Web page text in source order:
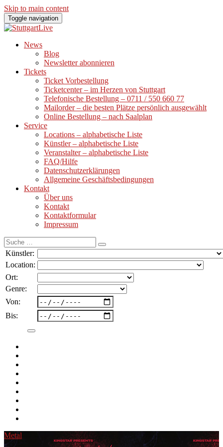
Skip to main content
Toggle navigation
News
Blog
Newsletter abonnieren
Tickets
Ticket Vorbestellung
Ticketcenter – im Herzen von Stuttgart
Telefonische Bestellung – 0711 / 550 660 77
Mailorder – die besten Plätze persönlich ausgewählt
Online Bestellung – nach Saalplan
Service
Locations – alphabetische Liste
Künstler – alphabetische Liste
Veranstalter – alphabetische Liste
FAQ/Hilfe
Datenschutzerklärungen
Allgemeine Geschäftsbedingungen
Kontakt
Über uns
Kontakt
Kontaktformular
Impressum
Suche
nach:
Künstler:
Location:
Ort:
Genre:
Von:
Bis:
Metal